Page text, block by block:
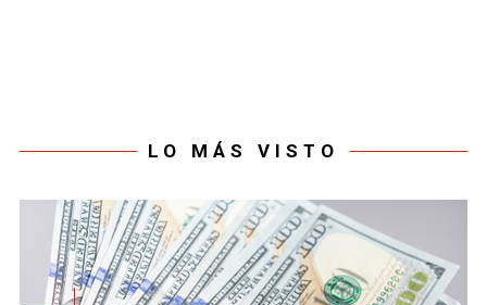
LO MÁS VISTO